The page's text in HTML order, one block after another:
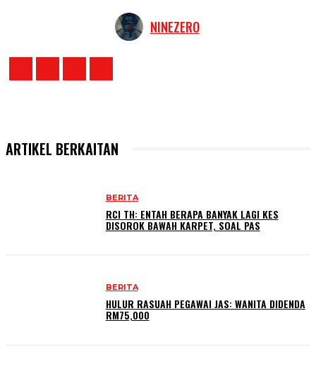
NINEZERO
ARTIKEL BERKAITAN
BERITA
RCI TH: ENTAH BERAPA BANYAK LAGI KES
DISOROK BAWAH KARPET, SOAL PAS
BERITA
HULUR RASUAH PEGAWAI JAS: WANITA DIDENDA
RM75,000